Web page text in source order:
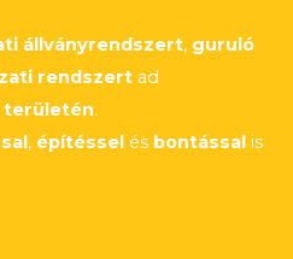
állványrendszert, guruló
rendszert ad
területén.
, építéssel és bontással is